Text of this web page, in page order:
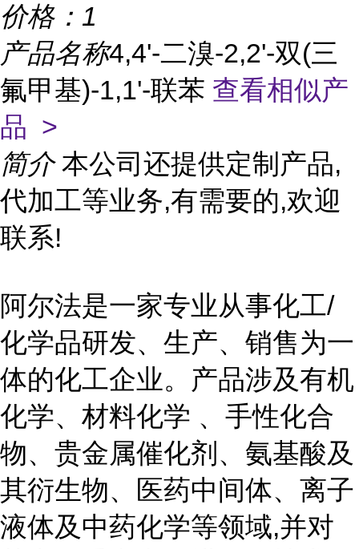
价格： 1
产品名称4,4'-二溴-2,2'-双(三
氟甲基)-1,1'-联苯 查看相似产
品 >
简介 本公司还提供定制产品,
代加工等业务,有需要的,欢迎
联系!
阿尔法是一家专业从事化工/
化学品研发、生产、销售为一
体的化工企业。产品涉及有机
化学、材料化学 、手性化合
物、贵金属催化剂、氨基酸及
其衍生物、医药中间体、离子
液体及中药化学等领域,并对